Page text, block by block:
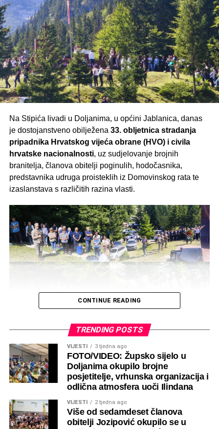
Organizatori pozivaju sve ljubitelje dobre glazbe da
svojim dolaskom podrže ovu plemenitu akciju i budu dio
večeri ispunjene pjesmom, druženjem i zajedništvom.
Posebnu zahvalnost upućuju svim sponzorima i brojnim
posjetiteljima koji već treću godinu zaredom podupiru ovu
humanitarnu priču.
Vidimo se u nedjelju, 9. kolovoza, na školskom
Na Stipića livadi u Doljanima, u općini Jablanica, danas
je dostojanstveno obilježena 33. obljetnica stradanja
pripadnika Hrvatskog vijeća obrane (HVO) i civila
hrvatske nacionalnosti, uz sudjelovanje brojnih
branitelja, članova obitelji poginulih, hodočasnika,
predstavnika udruga proisteklih iz Domovinskog rata te
izaslanstava s različitih razina vlasti.
CONTINUE READING
TRENDING POSTS
VIJESTI 3 tjedna ago
FOTO/VIDEO: Župsko sijelo u
Doljanima okupilo brojne
posjetitelje, vrhunska organizacija i
odlična atmosfera uoči Ilindana
VIJESTI 2 tjedna ago
Više od sedamdeset članova
obitelji Jozipović okupilo se u